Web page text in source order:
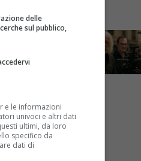
prime
e
delle
sul pubblico,
e le informazioni
univoci e altri dati
ultimi, da loro
specifico da
dati di